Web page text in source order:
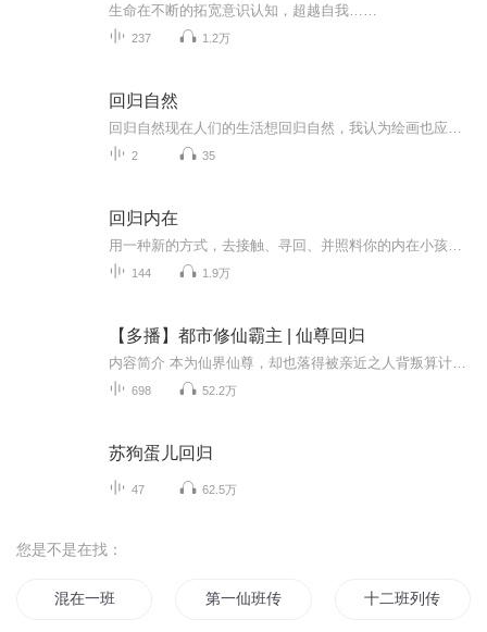
生命在不断的拓宽意识认知，超越自我……
237 1.2万
回归自然
2 35
回归内在
144 1.9万
【多播】都市修仙霸主 | 仙尊回归
698 52.2万
苏狗蛋儿回归
47 62.5万
您是不是在找：
混在一班 第一仙班传人 十二班列传